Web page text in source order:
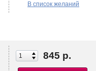
В список желаний
845 р.